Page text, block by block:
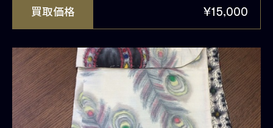
買取価格 ¥15,000